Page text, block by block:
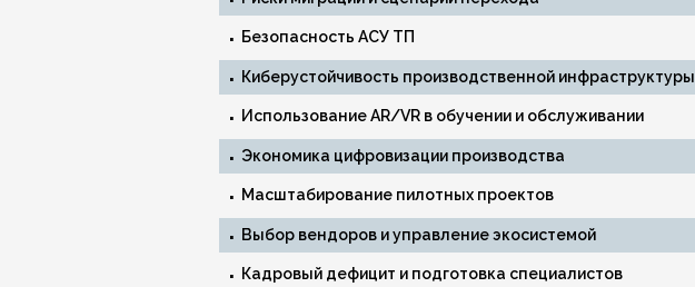
Безопасность АСУ ТП
Киберустойчивость производственной инфраструктуры
Использование AR/VR в обучении и обслуживании
Экономика цифровизации производства
Масштабирование пилотных проектов
Выбор вендоров и управление экосистемой
Кадровый дефицит и подготовка специалистов